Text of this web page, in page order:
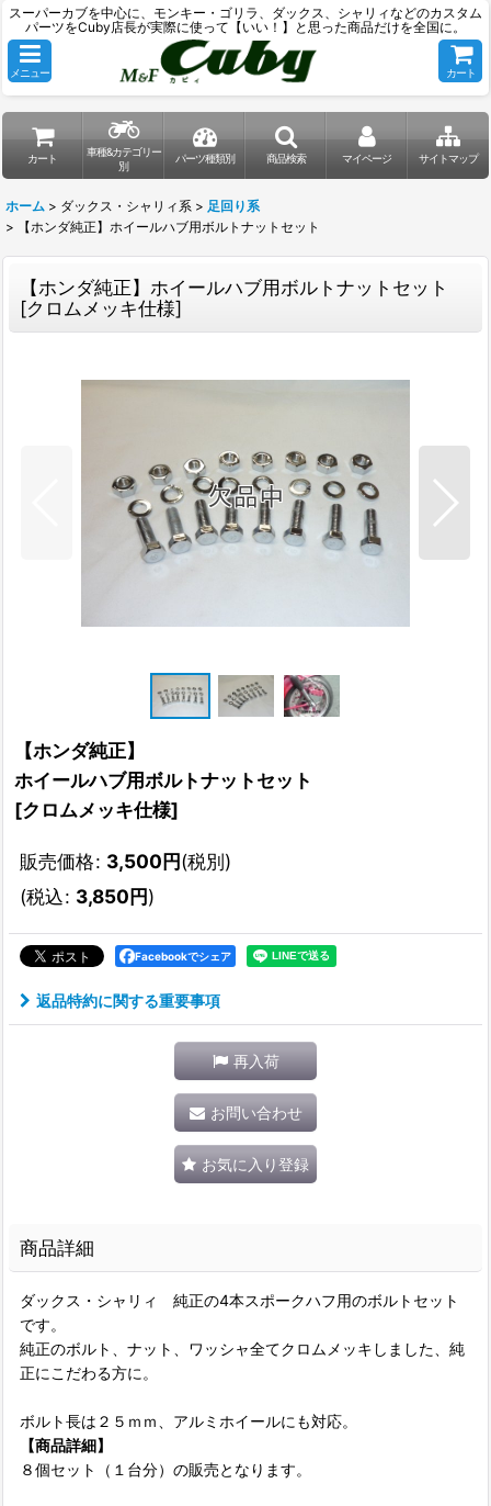
スーパーカブを中心に、モンキー・ゴリラ、ダックス、シャリィなどのカスタム
パーツをCuby店長が実際に使って【いい！】と思った商品だけを全国に。
メニュー カート
カート
車種&カテゴリー
別
パーツ種類別 商品検索 マイページ サイトマップ
ホーム > ダックス・シャリィ系 > 足回り系
>
【ホンダ純正】ホイールハブ用ボルトナットセット
【ホンダ純正】ホイールハブ用ボルトナットセット
[クロムメッキ仕様]
【ホンダ純正】
ホイールハブ用ボルトナットセット
[クロムメッキ仕様]
販売価格: 3,500円(税別)
(税込: 3,850円)
Facebookでシェア
返品特約に関する重要事項
再入荷
お問い合わせ
お気に入り登録
商品詳細
ダックス・シャリィ 純正の4本スポークハフ用のボルトセット
です。
純正のボルト、ナット、ワッシャ全てクロムメッキしました、純
正にこだわる方に。
ボルト長は２５ｍｍ、アルミホイールにも対応。
【商品詳細】
８個セット（１台分）の販売となります。